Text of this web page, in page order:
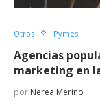
Otros Pymes
Agencias
marketing en
por Nerea Merino